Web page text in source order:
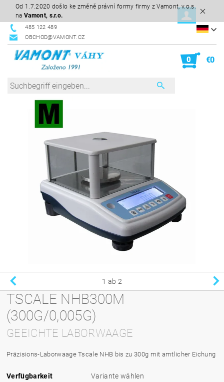
Od 1.7.2020 došlo ke změně právní formy firmy z Vamont, v.o.s.
na Vamont, s.r.o.
485 122 489
OBCHOD@VAMONT.CZ
0 €0
1 ab 2
TSCALE NHB300M
(300G/0,005G)
GEEICHTE LABORWAAGE
Präzisions-Laborwaage Tscale NHB bis zu 300g mit amtlicher Eichung
Verfügbarkeit
Variante wählen